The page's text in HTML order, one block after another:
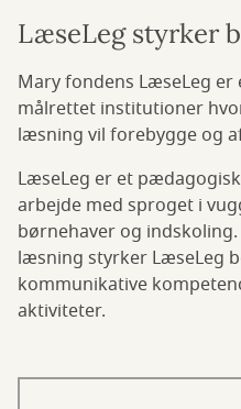
LæseLeg styrker
Mary fondens LæseLeg
målrettet institutioner
læsning vil forebygge og
LæseLeg er et
arbejde med sproget i
børnehaver og
læsning styrker LæseLeg
kommunikative
aktiviteter.